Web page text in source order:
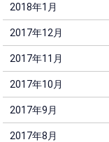
2018年1月
2017年12月
2017年11月
2017年10月
2017年9月
2017年8月